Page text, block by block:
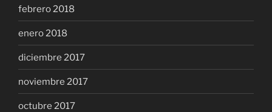
febrero 2018
enero 2018
diciembre 2017
noviembre 2017
octubre 2017